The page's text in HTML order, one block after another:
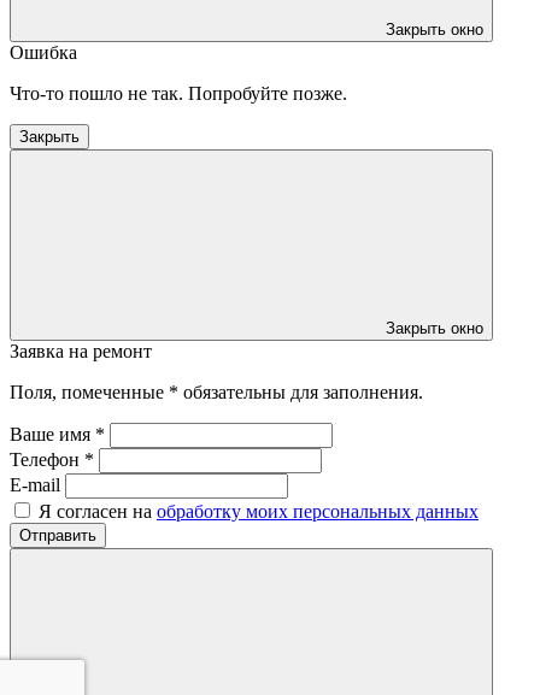
Закрыть окно
Ошибка
Что-то пошло не так. Попробуйте позже.
Закрыть
Закрыть окно
Заявка на ремонт
Поля, помеченные * обязательны для заполнения.
Ваше имя *
Телефон *
E-mail
Я согласен на обработку моих персональных данных
Отправить